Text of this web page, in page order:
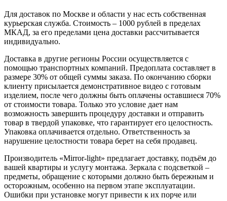
Для доставок по Москве и области у нас есть собственная
курьерская служба. Стоимость – 1000 рублей в пределах
МКАД, за его пределами цена доставки рассчитывается
индивидуально.
Доставка в другие регионы России осуществляется с
помощью транспортных компаний. Предоплата составляет в
размере 30% от общей суммы заказа. По окончанию сборки
клиенту присылается демонстративное видео с готовым
изделием, после чего должны быть оплачены оставшиеся 70%
от стоимости товара. Только это условие дает нам
возможность завершить процедуру доставки и отправить
товар в твердой упаковке, что гарантирует его целостность.
Упаковка оплачивается отдельно. Ответственность за
нарушение целостности товара берет на себя продавец.
Производитель «Mirror-light» предлагает доставку, подъём до
вашей квартиры и услугу монтажа. Зеркала с подсветкой –
предметы, обращение с которыми должно быть бережным и
осторожным, особенно на первом этапе эксплуатации.
Ошибки при установке могут привести к их порче или